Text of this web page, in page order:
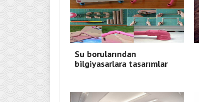
Su borularından
bilgiyasarlara tasarımlar